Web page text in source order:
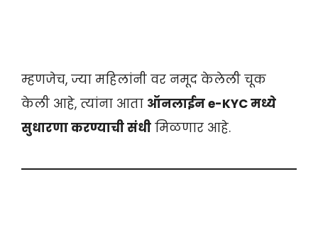
म्हणजेच, ज्या महिलांनी वर नमूद केलेली चूक
केली आहे, त्यांना आता ऑनलाईन e-KYC मध्ये
सुधारणा करण्याची संधी मिळणार आहे.